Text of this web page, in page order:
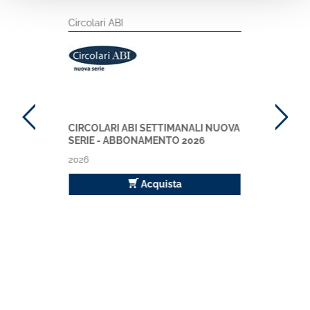
Circolari ABI
CIRCOLARI ABI SETTIMANALI NUOVA
SERIE - ABBONAMENTO 2026
2026
Acquista